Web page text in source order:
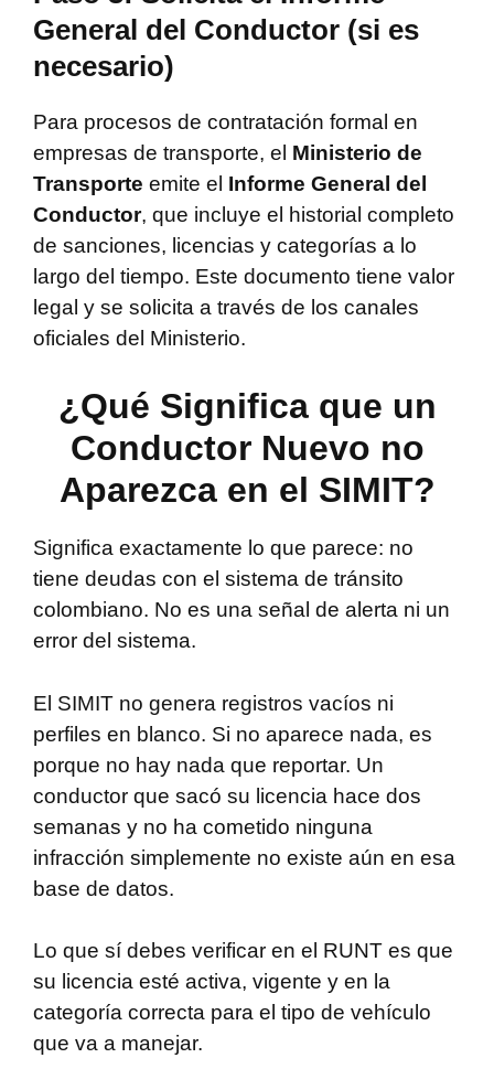
General del Conductor (si es
necesario)
Para procesos de contratación formal en
empresas de transporte, el Ministerio de
Transporte emite el Informe General del
Conductor, que incluye el historial completo
de sanciones, licencias y categorías a lo
largo del tiempo. Este documento tiene valor
legal y se solicita a través de los canales
oficiales del Ministerio.
¿Qué Significa que un
Conductor Nuevo no
Aparezca en el SIMIT?
Significa exactamente lo que parece: no
tiene deudas con el sistema de tránsito
colombiano. No es una señal de alerta ni un
error del sistema.
El SIMIT no genera registros vacíos ni
perfiles en blanco. Si no aparece nada, es
porque no hay nada que reportar. Un
conductor que sacó su licencia hace dos
semanas y no ha cometido ninguna
infracción simplemente no existe aún en esa
base de datos.
Lo que sí debes verificar en el RUNT es que
su licencia esté activa, vigente y en la
categoría correcta para el tipo de vehículo
que va a manejar.